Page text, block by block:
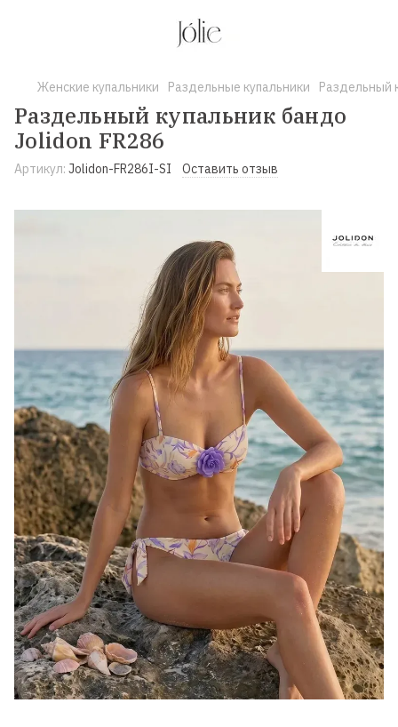
Женские купальники Раздельные купальники Раздельный
Раздельный купальник бандо
Jolidon FR286
Артикул: Jolidon-FR286I-SI Оставить отзыв